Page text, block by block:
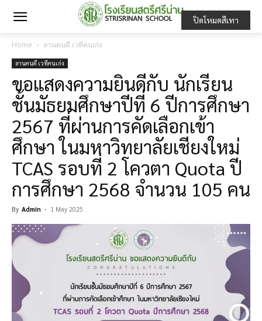
Home ลานคนดี เวทีคนเก่ง
ลานคนดี เวทีคนเก่ง
ขอแสดงความยินดีกับ นักเรียน
ชั้นมัธยมศึกษาปีที่ 6 ปีการศึกษา
2567 ที่ผ่านการคัดเลือกเข้า
ศึกษา ในมหาวิทยาลัยเชียงใหม่
TCAS รอบที่ 2 โควตา Quota ปี
การศึกษา 2568 จำนวน 105 คน
By Admin - 1 May 2025
ปิดโหมดสีเทา